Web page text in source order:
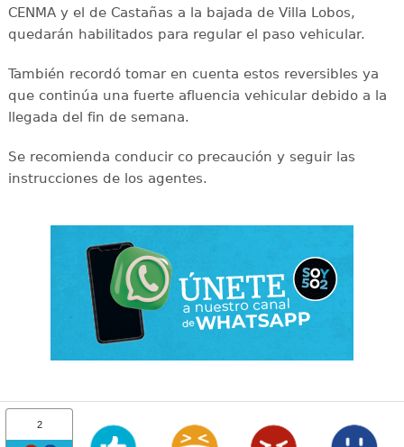
CENMA y el de Castañas a la bajada de Villa Lobos,
quedarán habilitados para regular el paso vehicular.
También recordó tomar en cuenta estos reversibles ya
que continúa una fuerte afluencia vehicular debido a la
llegada del fin de semana.
Se recomienda conducir co precaución y seguir las
instrucciones de los agentes.
2